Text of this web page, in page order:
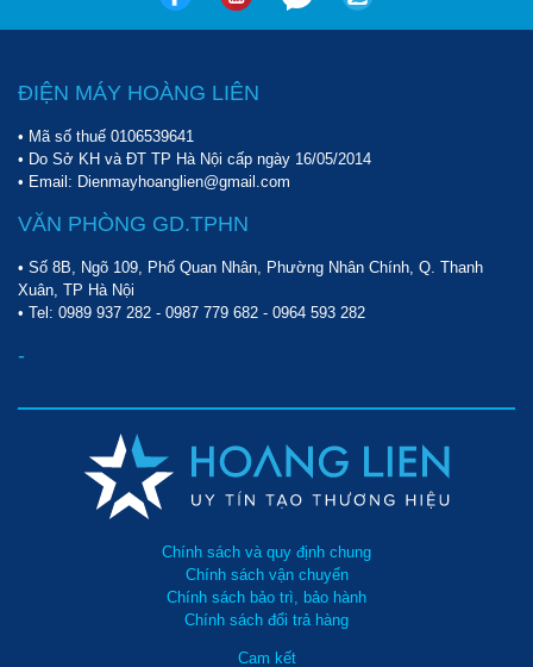
ĐIỆN MÁY HOÀNG LIÊN
• Mã số thuế 0106539641
• Do Sở KH và ĐT TP Hà Nội cấp ngày 16/05/2014
• Email: Dienmayhoanglien@gmail.com
VĂN PHÒNG GD.TPHN
• Số 8B, Ngõ 109, Phố Quan Nhân, Phường Nhân Chính, Q. Thanh
Xuân, TP Hà Nội
• Tel: 0989 937 282 - 0987 779 682 - 0964 593 282
-
Chính sách và quy định chung
Chính sách vận chuyển
Chính sách bảo trì, bảo hành
Chính sách đổi trả hàng
Cam kết